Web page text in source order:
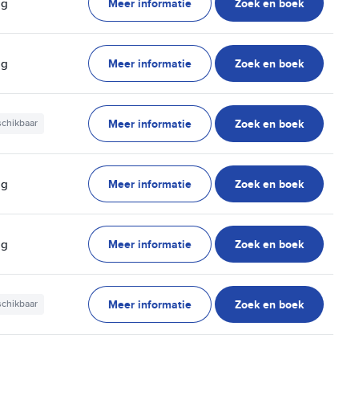
Meer informatie Zoek en boek
Meer informatie Zoek en boek
Meer informatie Zoek en boek
Meer informatie Zoek en boek
Meer informatie Zoek en boek
Meer informatie Zoek en boek